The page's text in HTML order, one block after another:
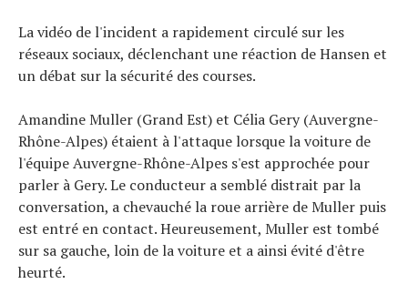
La vidéo de l'incident a rapidement circulé sur les
réseaux sociaux, déclenchant une réaction de Hansen et
un débat sur la sécurité des courses.
Amandine Muller (Grand Est) et Célia Gery (Auvergne-
Rhône-Alpes) étaient à l'attaque lorsque la voiture de
l'équipe Auvergne-Rhône-Alpes s'est approchée pour
parler à Gery. Le conducteur a semblé distrait par la
conversation, a chevauché la roue arrière de Muller puis
est entré en contact. Heureusement, Muller est tombé
sur sa gauche, loin de la voiture et a ainsi évité d'être
heurté.